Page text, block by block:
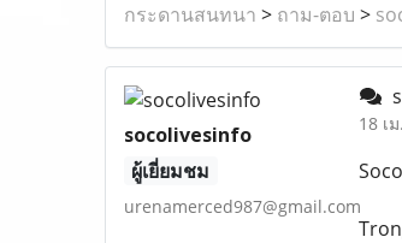
กระดานสนทนา > ถาม-ตอบ >
socolivesinfo
ผู้เยี่ยมชม
urenamerced987@gmail.com
18 เ